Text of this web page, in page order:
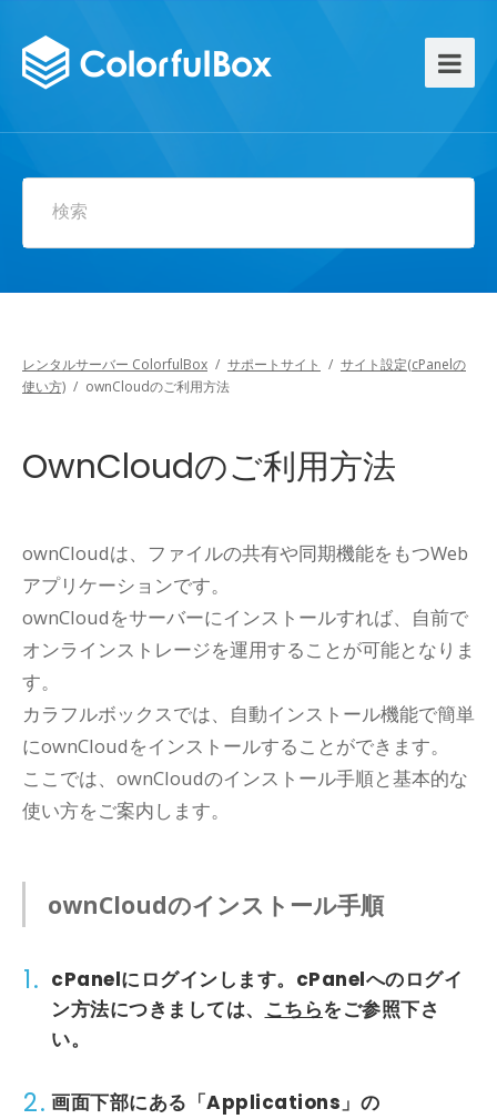
検索
レンタルサーバー ColorfulBox / サポートサイト / サイト設定(cPanelの
使い方) / ownCloudのご利用方法
OwnCloudのご利用方法
ownCloudは、ファイルの共有や同期機能をもつWeb
アプリケーションです。
ownCloudをサーバーにインストールすれば、自前で
オンラインストレージを運用することが可能となりま
す。
カラフルボックスでは、自動インストール機能で簡単
にownCloudをインストールすることができます。
ここでは、ownCloudのインストール手順と基本的な
使い方をご案内します。
ownCloudのインストール手順
1. cPanelにログインします。 cPanelへのログイ
ン方法につきましては、 こちらをご参照下さ
い。
2. 画面下部にある「Applications」の